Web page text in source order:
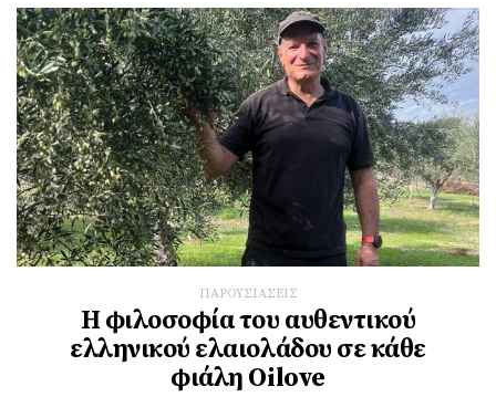
ΠΑΡΟΥΣΙΑΣΕΙΣ
Η φιλοσοφία του αυθεντικού
ελληνικού ελαιολάδου σε κάθε
φιάλη Oilove